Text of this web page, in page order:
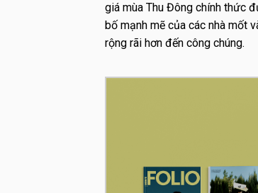
giá mùa Thu Đông chính thức
bố mạnh mẽ của các nhà mốt
rộng rãi hơn đến công chúng.